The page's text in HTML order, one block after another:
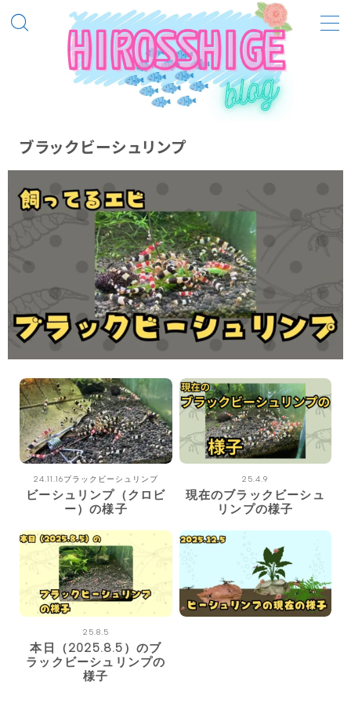
ピラニアナッテリー
ブラックビーシュリンプ
レッドビーシュリンプ
メンテナンス
メンテナンス（熱帯魚）
メンテナンス（季節別）
繁殖計画
ベルツノガエル繁殖計画
えさ
ベルツノガエルのえさ
飼育中の事故
ピラニアの事故
ビーシュリンプの事故
ブラックビーシュリンプ
24.11.16ブラックビーシュリンプ
ビーシュリンプ（クロビ
ー）の様子
25.4.9
現在のブラックビーシュ
リンプの様子
25.8.5
本日（2025.8.5）のブ
ラックビーシュリンプの
様子